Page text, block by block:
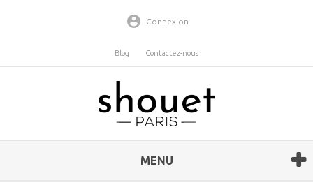
Connexion
Blog Contactez-nous
MENU